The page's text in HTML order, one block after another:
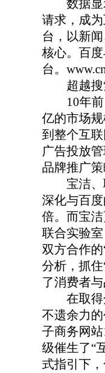
数据显示
请求，成
台，以新
核心。百
台。
超越搜索
10年前，
亿的市场
到整个互
广告投放
品牌推广
宝洁、联
深化与百
倍。而宝
联合实验
双方合作
分析，抓
了消费者
在取得众
不遗余力
子商务网
级催生了“
式指引下